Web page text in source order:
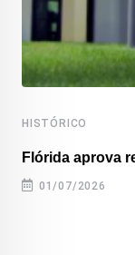
HISTÓRICO
Flórida aprova
01/07/2026